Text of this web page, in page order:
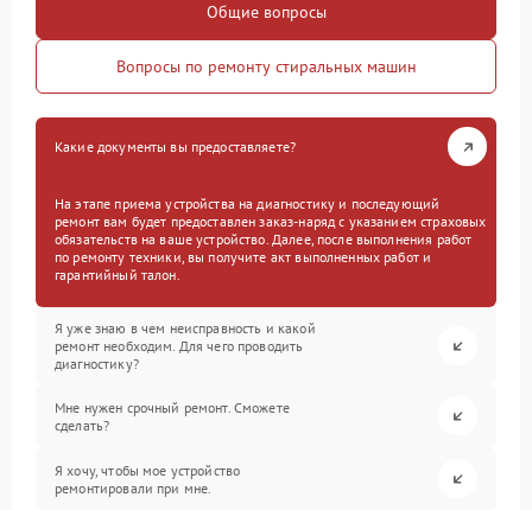
Общие вопросы
Вопросы по ремонту стиральных машин
Какие документы вы предоставляете?
На этапе приема устройства на диагностику и последующий
ремонт вам будет предоставлен заказ-наряд с указанием страховых
обязательств на ваше устройство. Далее, после выполнения работ
по ремонту техники, вы получите акт выполненных работ и
гарантийный талон.
Я уже знаю в чем неисправность и какой
ремонт необходим. Для чего проводить
диагностику?
Мне нужен срочный ремонт. Сможете
сделать?
Я хочу, чтобы мое устройство
ремонтировали при мне.